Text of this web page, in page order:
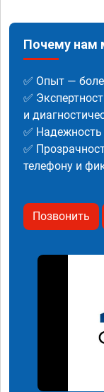
Почему нам
✅ Опыт —
✅
и
✅
✅
телефону и
Позвонить